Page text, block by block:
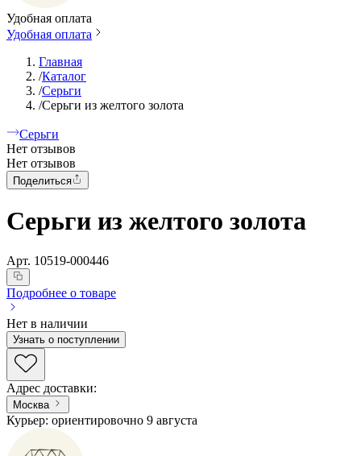
Удобная оплата
Удобная оплата
Главная
/Каталог
/Серьги
/Серьги из желтого золота
Серьги
Нет отзывов
Нет отзывов
Поделиться
Серьги из желтого золота
Арт. 10519-000446
Подробнее о товаре
Нет в наличии
Узнать о поступлении
Адрес доставки:
Москва
Курьер: ориентировочно 9 августа